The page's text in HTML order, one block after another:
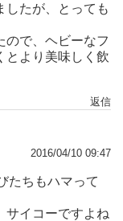
したが、とっても
ので、ヘビーなフ
とより美味しく飲
返信
2016/04/10 09:47
たちもハマって
サイコーですよね